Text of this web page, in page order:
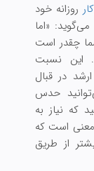
روزانه خود
«اما
چقدر است
این نسبت
در قبال
حدس
که نیاز به
معنی است که
از طریق